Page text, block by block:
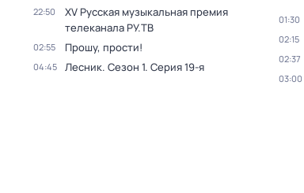
22:50
XV Русская музыкальная премия
телеканала РУ.ТВ
02:55 Прошу, прости!
04:45 Лесник. Сезон 1. Серия 19-я
01:30
02:15
02:37
03:00